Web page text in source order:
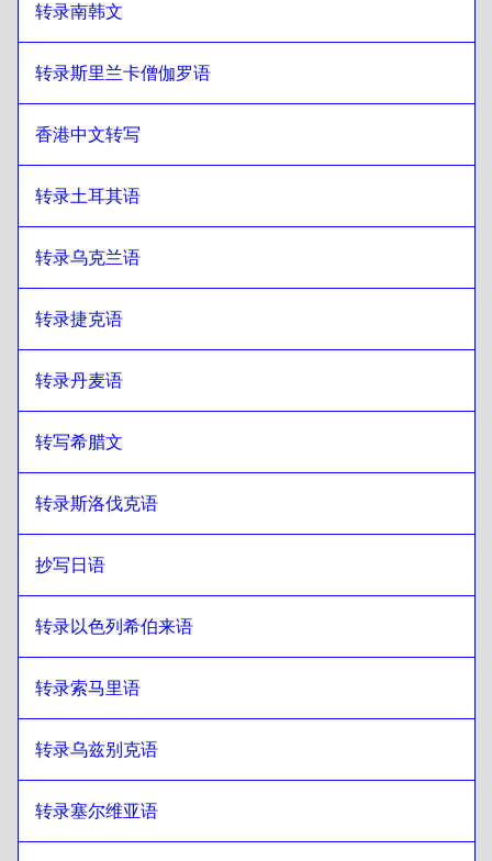
转录南韩文
转录斯里兰卡僧伽罗语
香港中文转写
转录土耳其语
转录乌克兰语
转录捷克语
转录丹麦语
转写希腊文
转录斯洛伐克语
抄写日语
转录以色列希伯来语
转录索马里语
转录乌兹别克语
转录塞尔维亚语